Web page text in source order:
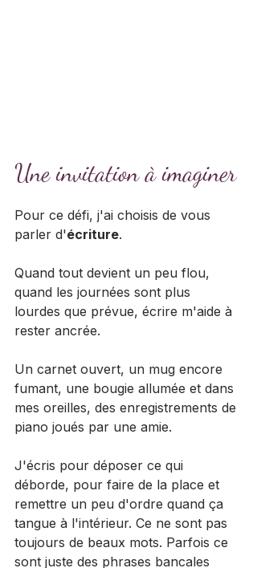
Une invitation à imaginer
Pour ce défi, j'ai choisis de vous
parler d'écriture.
Quand tout devient un peu flou,
quand les journées sont plus
lourdes que prévue, écrire m'aide à
rester ancrée.
Un carnet ouvert, un mug encore
fumant, une bougie allumée et dans
mes oreilles, des enregistrements de
piano joués par une amie.
J'écris pour déposer ce qui
déborde, pour faire de la place et
remettre un peu d'ordre quand ça
tangue à l'intérieur. Ce ne sont pas
toujours de beaux mots. Parfois ce
sont juste des phrases bancales